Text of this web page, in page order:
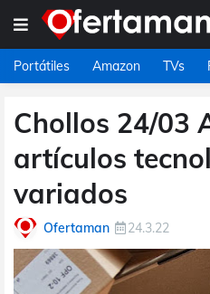
Portátiles Amazon TVs
Chollos 24/03
artículos
variados
Ofertaman 24.3.22